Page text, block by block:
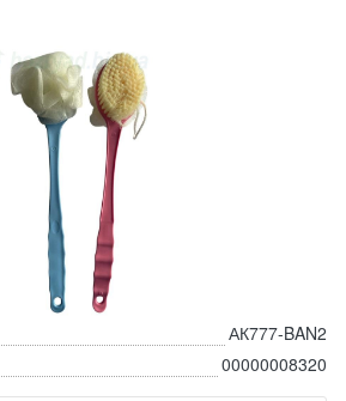
АК777-BAN2
00000008320